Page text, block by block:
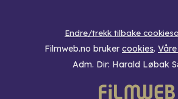
Endre/trekk tilbake
Filmweb.no bruker cookies.
Adm. Dir: Harald Løbak